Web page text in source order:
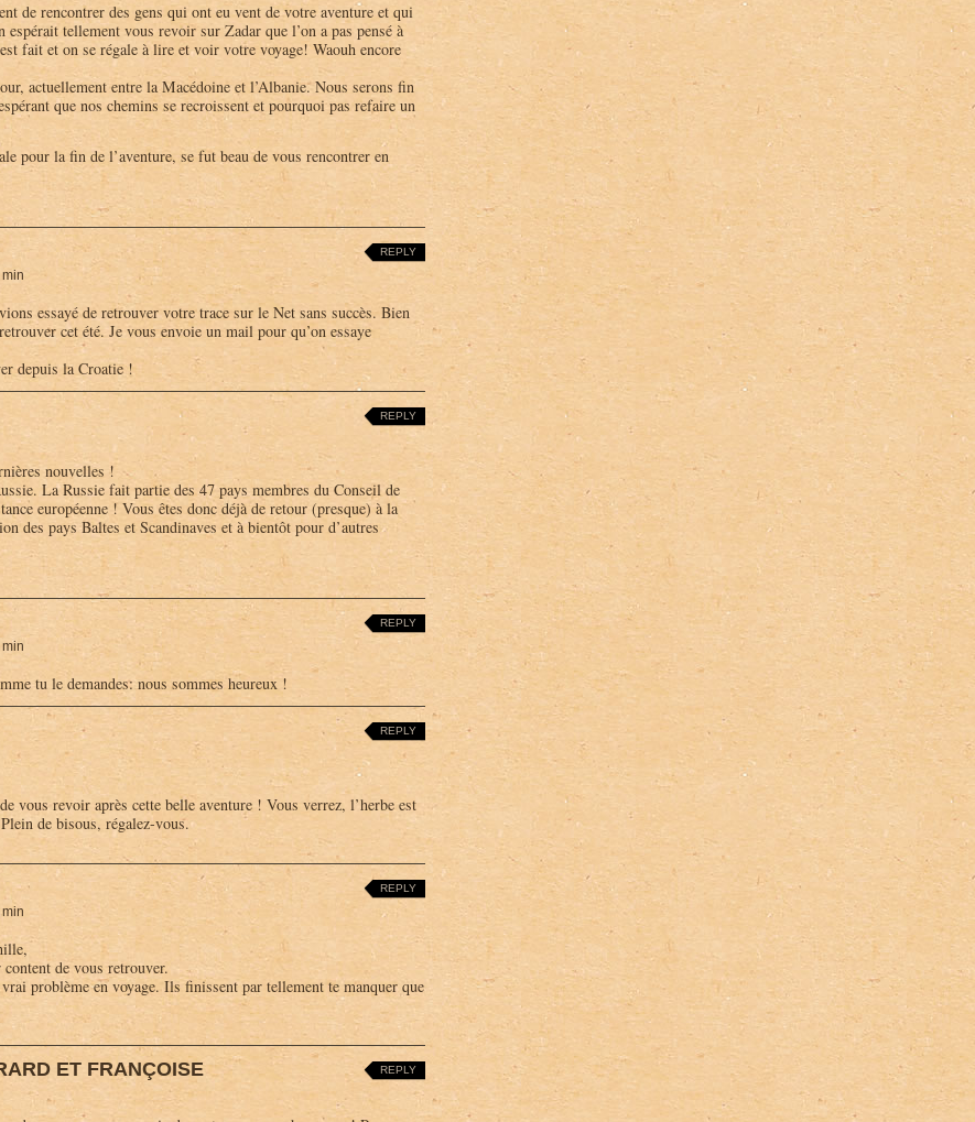
de rencontrer des gens qui ont eu vent de votre aventure et qui
tellement vous revoir sur Zadar que l’on a pas pensé à
fait et on se régale à lire et voir votre voyage! Waouh encore
actuellement entre la Macédoine et l’Albanie. Nous serons fin
que nos chemins se recroissent et pourquoi pas refaire un
pour la fin de l’aventure, se fut beau de vous rencontrer en
essayé de retrouver votre trace sur le Net sans succès. Bien
cet été. Je vous envoie un mail pour qu’on essaye
depuis la Croatie !
REPLY
nouvelles !
La Russie fait partie des 47 pays membres du Conseil de
européenne ! Vous êtes donc déjà de retour (presque) à la
des pays Baltes et Scandinaves et à bientôt pour d’autres
REPLY
tu le demandes: nous sommes heureux !
REPLY
vous revoir après cette belle aventure ! Vous verrez, l’herbe est
de bisous, régalez-vous.
REPLY
de vous retrouver.
problème en voyage. Ils finissent par tellement te manquer que
REPLY
ET FRANÇOISE REPLY